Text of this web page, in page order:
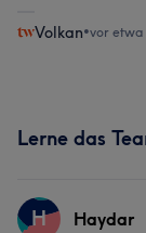
Volkan•vor etwa
Lerne das
H Haydar